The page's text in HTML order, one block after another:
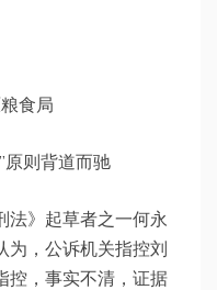
局
原则背道而驰
法》起草者之一何永
为，公诉机关指控刘
控，事实不清，证据